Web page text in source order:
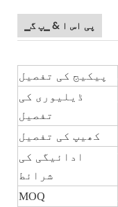
▁پی اس ا & ▁پ گ
پیکیج کی تفصیل
ڈیلیوری کی
تفصیل
کھیپ کی تفصیل
ادائیگی کی
شرائط
MOQ